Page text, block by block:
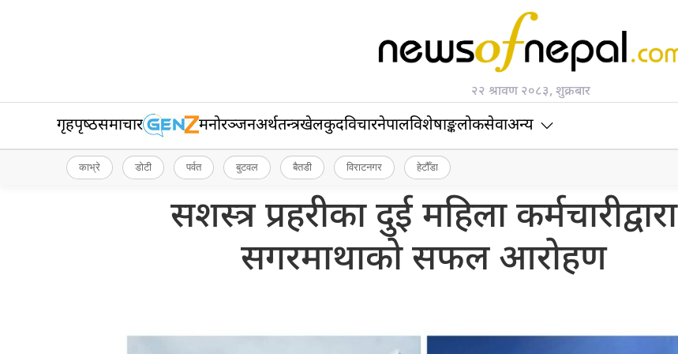
२२ श्रावण २०८३, शुक्रबार
गृहपृष्‍ठसमाचार मनोरञ्जनअर्थतन्त्रखेलकुदविचारनेपालविशेषाङ्कलोकसेवाअन्य
काभ्रे डोटी पर्वत बुटवल बैतडी विराटनगर हेटौँडा
सशस्त्र प्रहरीका दुई महिला कर्मचारीद्वारा
सगरमाथाको सफल आरोहण